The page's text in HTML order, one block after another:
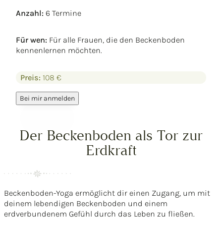
Anzahl: 6 Termine
Für wen: Für alle Frauen, die den Beckenboden
kennenlernen möchten.
Preis: 108 €
Bei mir anmelden
Der Beckenboden als Tor zur
Erdkraft
Beckenboden-Yoga ermöglicht dir einen Zugang, um mit
deinem lebendigen Beckenboden und einem
erdverbundenem Gefühl durch das Leben zu fließen.